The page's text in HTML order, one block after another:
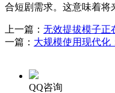
合短剧需求。这意味着将
上一篇： 无效提拔模子正
一篇： 大规模使用现代化
QQ咨询